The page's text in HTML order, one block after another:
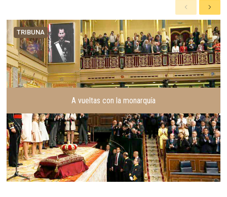
A
n
t
e
r
i
o
r
S
i
g
u
i
e
n
t
e
TRIBUNA
A vueltas con la monarquía